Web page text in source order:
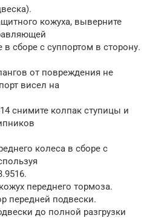
кожуха, выверните
в сборе с суппортом в сторону.
от повреждения не
висел на
снимите колпак ступицы и
колеса в сборе с
переднего тормоза.
передней подвески.
до полной разгрузки